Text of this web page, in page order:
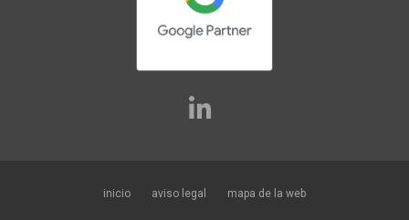
inicio aviso legal mapa de la web